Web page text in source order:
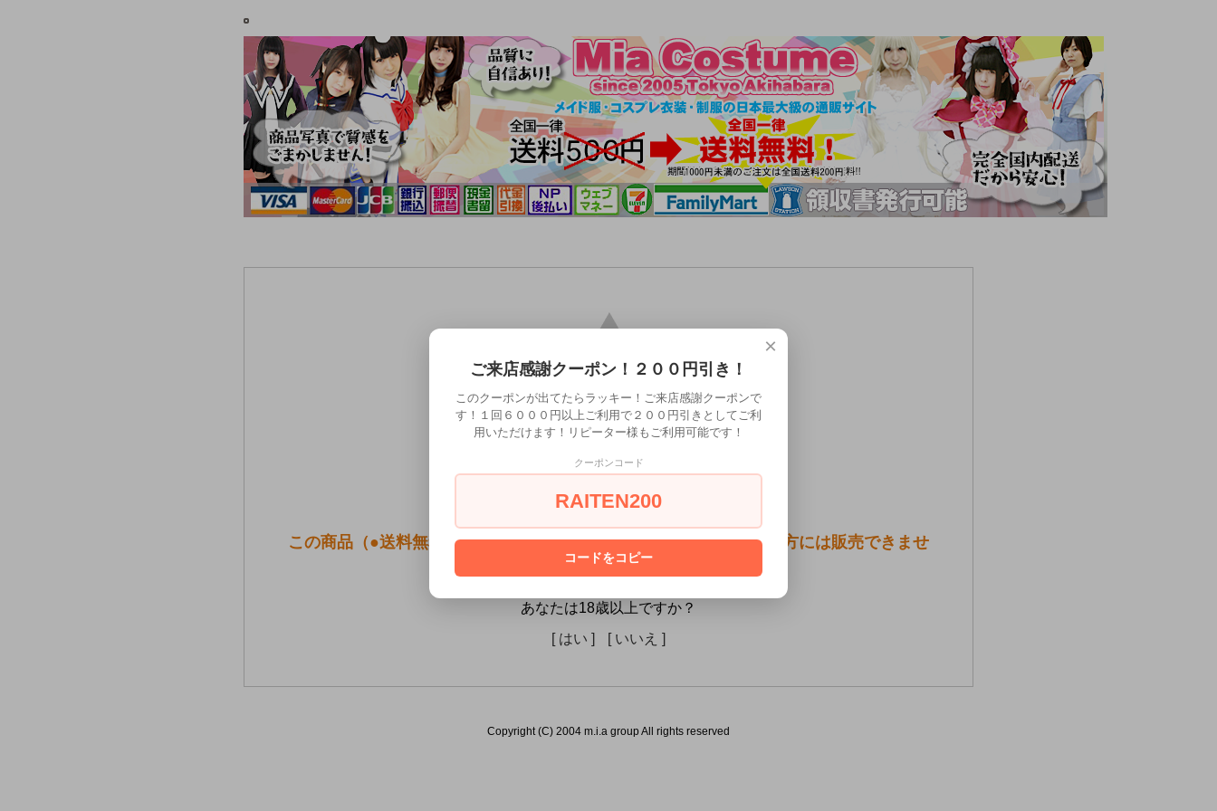
この商品（●送料無料●電動乳首クリップワイヤレス）は18歳未満の方には販売できませ
ん。
あなたは18歳以上ですか？
[ はい ]
[ いいえ ]
Copyright (C) 2004 m.i.a group All rights reserved
×
ご来店感謝クーポン！２００円引き！
このクーポンが出てたらラッキー！ご来店感謝クーポンで
す！１回６０００円以上ご利用で２００円引きとしてご利
用いただけます！リピーター様もご利用可能です！
クーポンコード
RAITEN200
コードをコピー